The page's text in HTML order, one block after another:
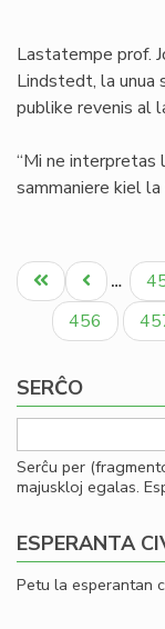
Lastatempe prof.
Lindstedt, la unua
publike revenis al
“Mi ne interpretas
sammaniere kiel la
Pagination
Unua
paĝo
Antaŭa
paĝo
…
Paĝo
456
SERĈO
Serĉu per
majuskloj egalas.
ESPERANTA
Petu la esperantan